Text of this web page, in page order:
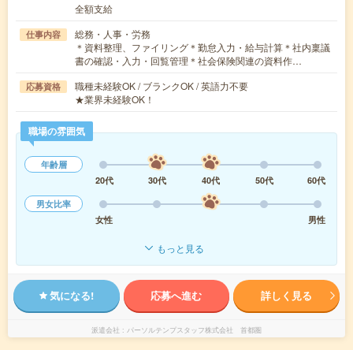
全額支給
仕事内容
総務・人事・労務
＊資料整理、ファイリング＊勤怠入力・給与計算＊社内稟議
書の確認・入力・回覧管理＊社会保険関連の資料作…
応募資格
職種未経験OK / ブランクOK / 英語力不要
★業界未経験OK！
職場の雰囲気
年齢層
20代
30代 40代 50代
60代
男女比率
女性
男性
もっと見る
気になる! 応募へ進む 詳しく見る
派遣会社 パーソルテンプスタッフ株式会社 首都圏